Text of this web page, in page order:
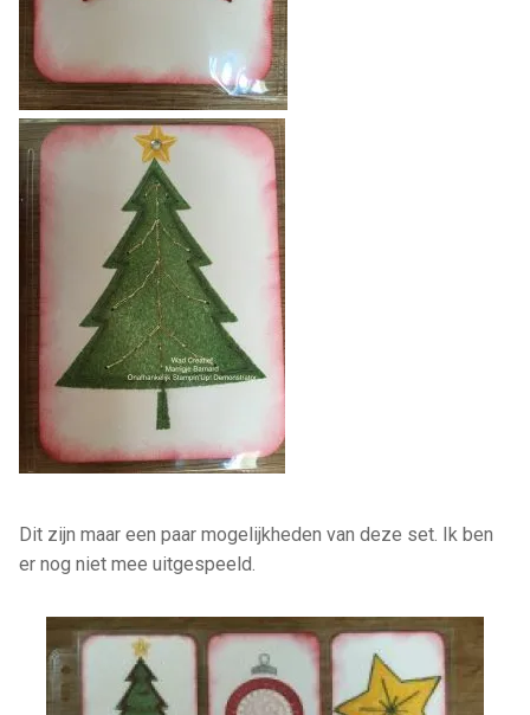
Dit zijn maar een paar mogelijkheden van deze set. Ik ben
er nog niet mee uitgespeeld.